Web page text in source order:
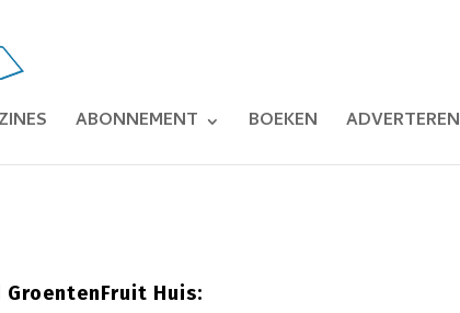
ABONNEMENT BOEKEN ADVERTEREN
Huis: